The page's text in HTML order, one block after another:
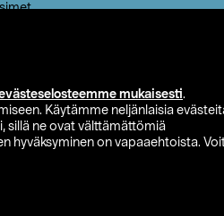
mukaisesti.
Käytämme neljänlaisia
sillä ne ovat välttämättömiä
hyväksyminen on vapaaehtoista.